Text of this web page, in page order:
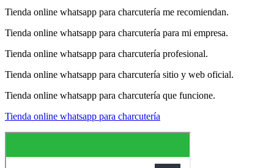
Tienda online whatsapp para charcutería me recomiendan.
Tienda online whatsapp para charcutería para mi empresa.
Tienda online whatsapp para charcutería profesional.
Tienda online whatsapp para charcutería sitio y web oficial.
Tienda online whatsapp para charcutería que funcione.
Tienda online whatsapp para charcutería